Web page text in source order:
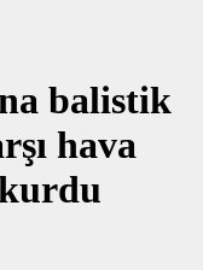
balistik
hava